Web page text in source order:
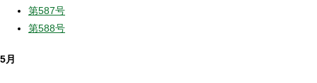
第587号
第588号
5月